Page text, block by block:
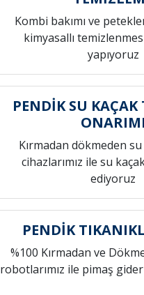
Kombi bakımı ve
kimyasallı
yapıyoruz
PENDİK SU KAÇAK
ONARIMI
Kırmadan dökmeden
cihazlarımız ile su
ediyoruz
PENDİK
%100 Kırmadan ve
robotlarımız ile pimaş gider